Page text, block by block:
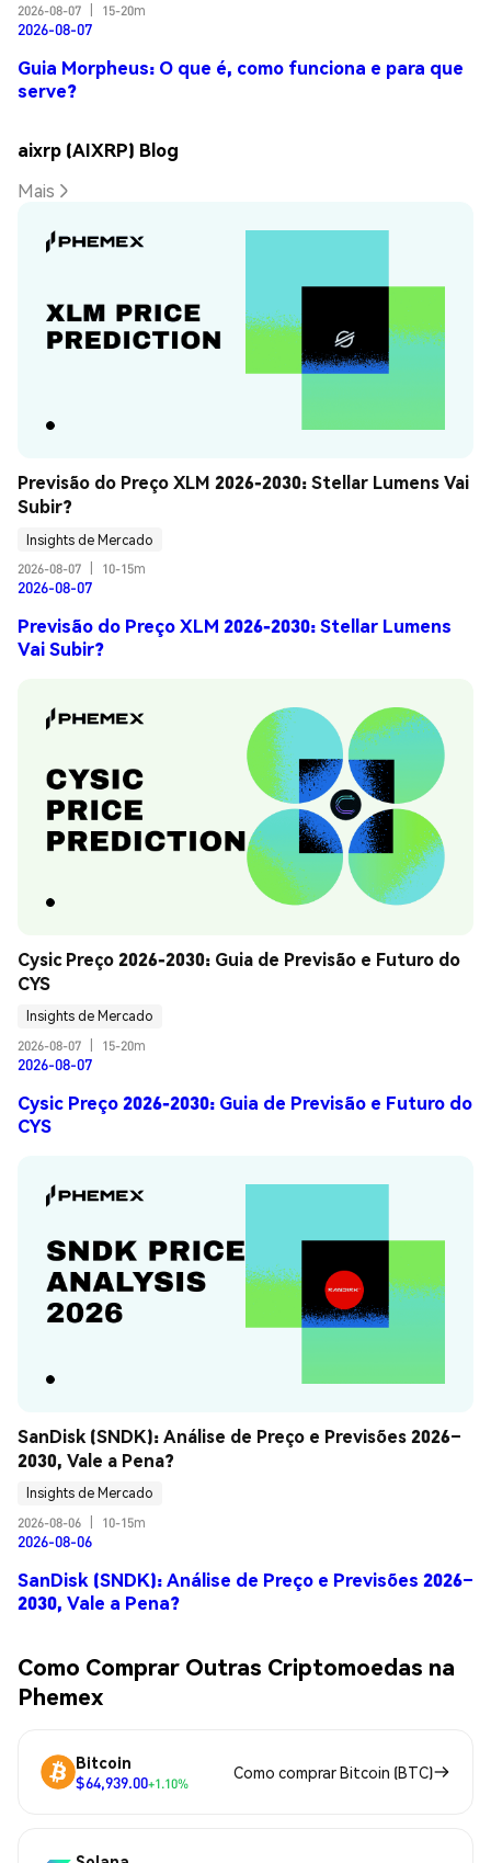
2026-08-07
15-20m
2026-08-07
Guia Morpheus: O que é, como funciona e para que
serve?
aixrp (AIXRP) Blog
Mais
Previsão do Preço XLM 2026-2030: Stellar Lumens Vai
Subir?
Insights de Mercado
2026-08-07
10-15m
2026-08-07
Previsão do Preço XLM 2026-2030: Stellar Lumens
Vai Subir?
Cysic Preço 2026-2030: Guia de Previsão e Futuro do
CYS
Insights de Mercado
2026-08-07
15-20m
2026-08-07
Cysic Preço 2026-2030: Guia de Previsão e Futuro do
CYS
SanDisk (SNDK): Análise de Preço e Previsões 2026–
2030, Vale a Pena?
Insights de Mercado
2026-08-06
10-15m
2026-08-06
SanDisk (SNDK): Análise de Preço e Previsões 2026–
2030, Vale a Pena?
Como Comprar Outras Criptomoedas na
Phemex
Bitcoin
$64,939.00+1.10%
Como comprar Bitcoin (BTC)